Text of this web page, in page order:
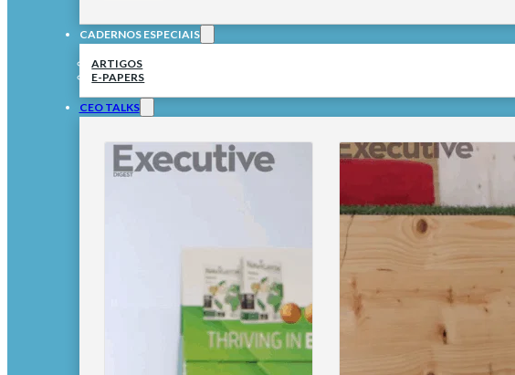
CADERNOS ESPECIAIS
ARTIGOS
E-PAPERS
CEO TALKS